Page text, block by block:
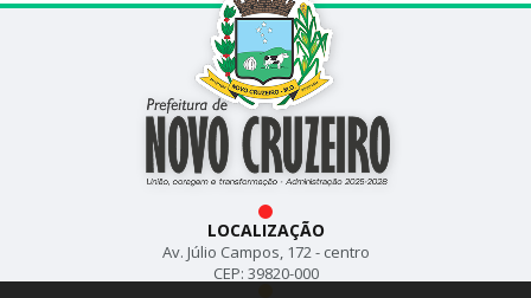
LOCALIZAÇÃO
Av. Júlio Campos, 172 - centro
CEP: 39820-000